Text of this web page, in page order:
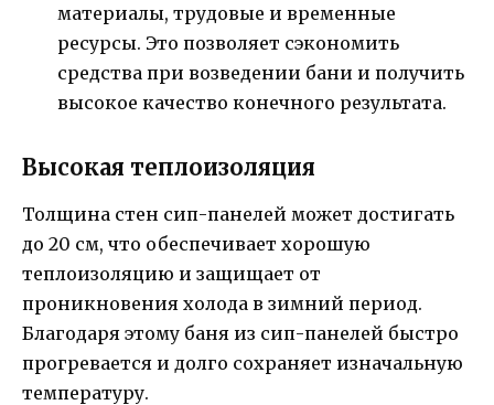
материалы, трудовые и временные
ресурсы. Это позволяет сэкономить
средства при возведении бани и получить
высокое качество конечного результата.
Высокая теплоизоляция
Толщина стен сип-панелей может достигать
до 20 см, что обеспечивает хорошую
теплоизоляцию и защищает от
проникновения холода в зимний период.
Благодаря этому баня из сип-панелей быстро
прогревается и долго сохраняет изначальную
температуру.